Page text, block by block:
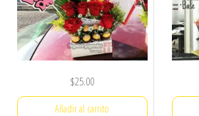
$25.00
Añadir al carrito